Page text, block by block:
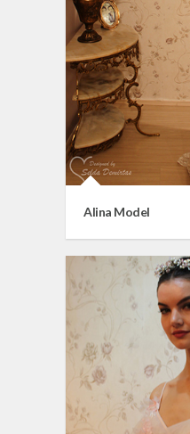
Alina Model